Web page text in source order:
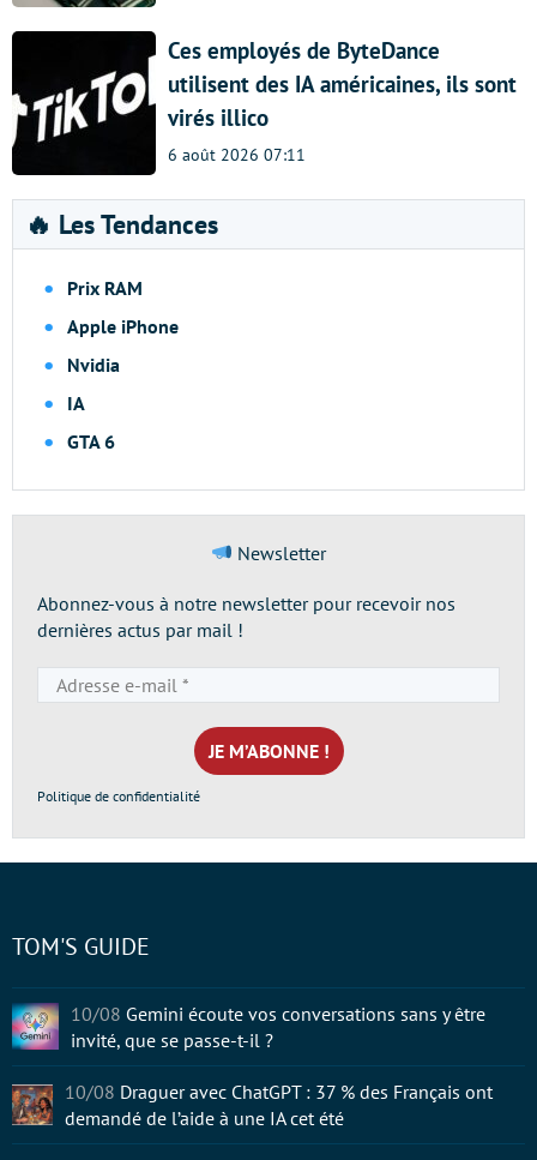
Ces employés de ByteDance
utilisent des IA américaines, ils sont
virés illico
6 août 2026 07:11
🔥 Les Tendances
Prix RAM
Apple iPhone
Nvidia
IA
GTA 6
Newsletter
Abonnez-vous à notre newsletter pour recevoir nos
dernières actus par mail !
e-
mail
*
Politique de confidentialité
TOM'S GUIDE
10/08 Gemini écoute vos conversations sans y être
invité, que se passe-t-il ?
10/08 Draguer avec ChatGPT : 37 % des Français ont
demandé de l’aide à une IA cet été